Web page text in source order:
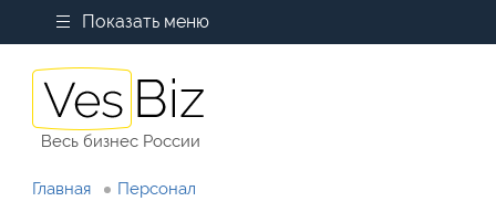
Показать меню
Весь бизнес России
Главная Персонал